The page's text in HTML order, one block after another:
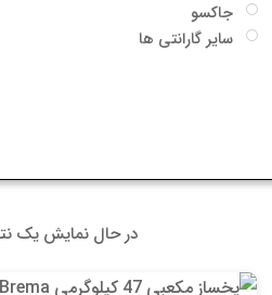
جاکسو
سایر گارانتی ها
در حال نمایش یک